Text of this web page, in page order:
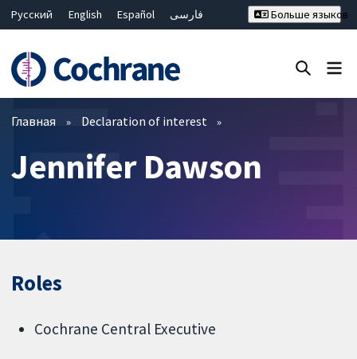
Русский English Español
فارسی
Bahasa Malaysia
ไทย
繁體中文
简体中文
Больше языков
Фильтры
Главная Declaration of interest
Jennifer Dawson
Roles
Cochrane Central Executive